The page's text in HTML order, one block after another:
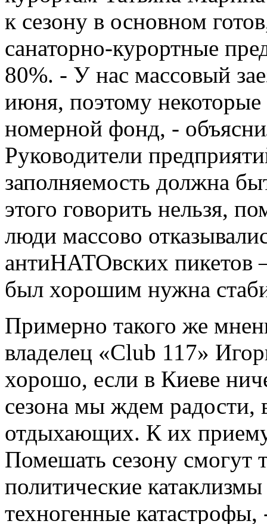
к сезону в основном
санаторно-курортные
80%. - У нас массовый
июня, поэтому
номерной фонд, -
Руководители
заполняемость должна
этого говорить нельзя,
люди массово
антиНАТОвских пикетов
был хорошим нужна
Примерно такого же
владелец «Club 117»
хорошо, если в Киеве
сезона мы ждем радости,
отдыхающих. К их
Помешать сезону смогут
политические
техногенные